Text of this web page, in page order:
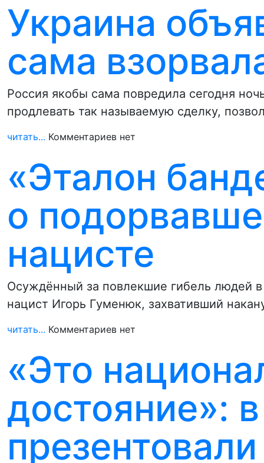
Украина
сама
Россия якобы сама повредила сегодня
продлевать так называемую сделку,
читать... Комментариев нет
«Эталон
о
нацисте
Осуждённый за повлекшие гибель людей
нацист Игорь Гуменюк, захвативший
читать... Комментариев нет
«Это
достояние»: